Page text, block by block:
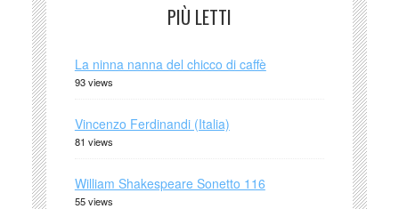
PIÙ LETTI
La ninna nanna del chicco di caffè
93 views
Vincenzo Ferdinandi (Italia)
81 views
William Shakespeare Sonetto 116
55 views